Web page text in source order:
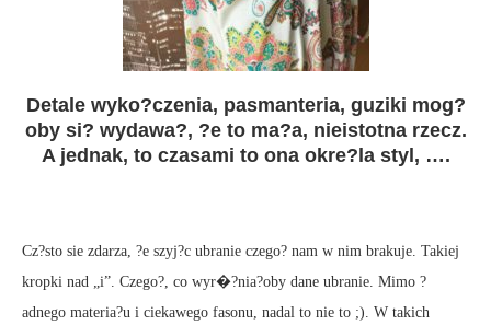
Detale wyko?czenia, pasmanteria, guziki mog?
oby si? wydawa?, ?e to ma?a, nieistotna rzecz.
A jednak, to czasami to ona okre?la styl, ….
Cz?sto sie zdarza, ?e szyj?c ubranie czego? nam w nim brakuje. Takiej
kropki nad „i”. Czego?, co wyr�?nia?oby dane ubranie. Mimo ?
adnego materia?u i ciekawego fasonu, nadal to nie to ;). W takich